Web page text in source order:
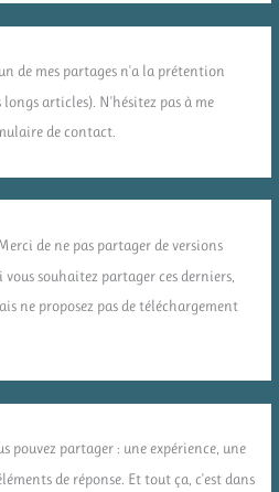
de mes partages n'a la prétention
articles). N'hésitez pas à me
de contact.
de ne pas partager de versions
souhaitez partager ces derniers,
ne proposez pas de téléchargement
pouvez partager : une expérience, une
de réponse. Et tout ça, c'est dans